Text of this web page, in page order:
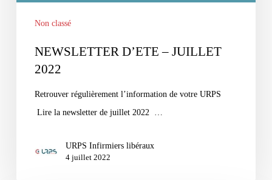
Non classé
NEWSLETTER D’ETE – JUILLET
2022
Retrouver régulièrement l’information de votre URPS
Lire la newsletter de juillet 2022 …
URPS Infirmiers libéraux
4 juillet 2022